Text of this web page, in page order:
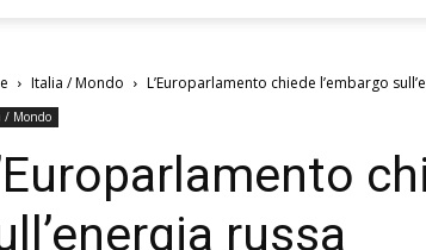
Italia / Mondo L’Europarlamento chiede l’embargo
/ Mondo
russa